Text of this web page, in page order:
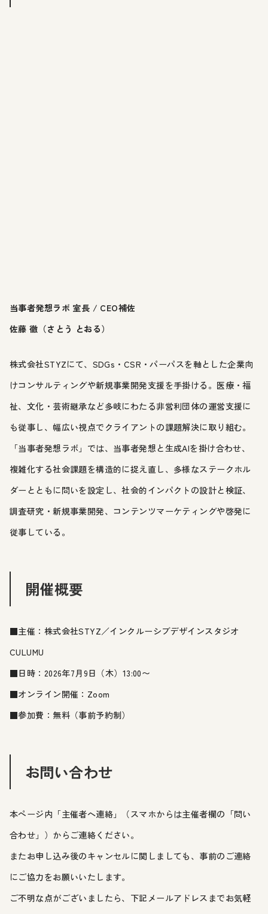
当事者発想ラボ 室長 / CEO補佐
佐藤 徹（さとう とおる）
株式会社STYZにて、SDGs・CSR・パーパスを軸とした企業向
けコンサルティングや新規事業開発支援を手掛ける。医療・福
祉、文化・芸術継承など多岐にわたる非営利団体の運営支援に
も従事し、幅広い視点でクライアントの課題解決に取り組む。
「当事者発想ラボ」では、当事者発想と生成AIを掛け合わせ、
複雑化する社会課題を構造的に捉え直し、多様なステークホル
ダーとともに問いを設定し、社会的インパクトの設計と検証、
調査研究・新規事業開発、コンテンツマーケティングや啓発に
従事している。
開催概要
■主催：株式会社STYZ／インクルーシブデザインスタジオ
CULUMU
■日時：2026年7月9日（木）13:00〜
■オンライン開催：Zoom
■参加費：無料（事前予約制）
お問い合わせ
本ページ内「主催者へ連絡」（スマホからは主催者欄の「問い
合わせ」）からご連絡ください。
またお申し込み後のキャンセルに関しましても、事前のご連絡
にご協力をお願いいたします。
ご不明な点がございましたら、下記メールアドレスまでお気軽